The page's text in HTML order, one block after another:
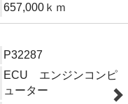
657,000ｋｍ
P32287
ECU エンジンコンピ
ューター